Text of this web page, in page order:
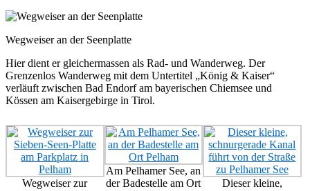
Wegweiser an der Seenplatte
Hier dient er gleichermassen als Rad- und Wanderweg. Der
Grenzenlos Wanderweg mit dem Untertitel „König & Kaiser“
verläuft zwischen Bad Endorf am bayerischen Chiemsee und
Kössen am Kaisergebirge in Tirol.
Wegweiser zur
Am Pelhamer See, an
der Badestelle am Ort
Dieser kleine,